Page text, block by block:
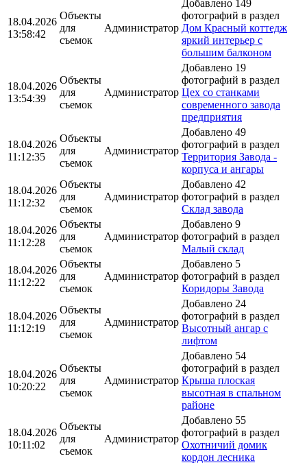
18.04.2026
13:58:42
Объекты
для
съемок
Администратор
Добавлено 149
фотографий в раздел
Дом Красный коттедж
яркий интерьер с
большим балконом
18.04.2026
13:54:39
Объекты
для
съемок
Администратор
Добавлено 19
фотографий в раздел
Цех со станками
современного завода
предприятия
18.04.2026
11:12:35
Объекты
для
съемок
Администратор
Добавлено 49
фотографий в раздел
Территория Завода -
корпуса и ангары
18.04.2026
11:12:32
Объекты
для
съемок
Администратор
Добавлено 42
фотографий в раздел
Склад завода
18.04.2026
11:12:28
Объекты
для
съемок
Администратор
Добавлено 9
фотографий в раздел
Малый склад
18.04.2026
11:12:22
Объекты
для
съемок
Администратор
Добавлено 5
фотографий в раздел
Коридоры Завода
18.04.2026
11:12:19
Объекты
для
съемок
Администратор
Добавлено 24
фотографий в раздел
Высотный ангар с
лифтом
18.04.2026
10:20:22
Объекты
для
съемок
Администратор
Добавлено 54
фотографий в раздел
Крыша плоская
высотная в спальном
районе
18.04.2026
10:11:02
Объекты
для
съемок
Администратор
Добавлено 55
фотографий в раздел
Охотничий домик
кордон лесника